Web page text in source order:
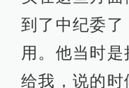
到了中纪委了
用。他当时
给我，说的时